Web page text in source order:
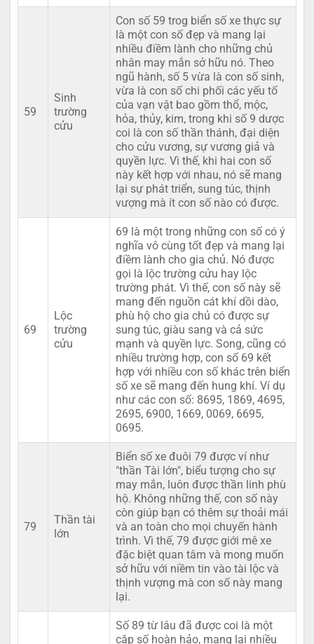
59
Sinh
trường
cửu
Con số 59 trog biển số xe thực sự
là một con số đẹp và mang lại
nhiều điềm lành cho những chủ
nhân may mắn sở hữu nó. Theo
ngũ hành, số 5 vừa là con số sinh,
vừa là con số chi phối các yếu tố
của vạn vật bao gồm thổ, mộc,
hỏa, thủy, kim, trong khi số 9 dược
coi là con số thần thánh, đại diện
cho cửu vương, sự vương giả và
quyền lực. Vì thế, khi hai con số
này kết hợp với nhau, nó sẽ mang
lại sự phát triển, sung túc, thịnh
vượng mà ít con số nào có được.
69
Lộc
trường
cửu
69 là một trong những con số có ý
nghĩa vô cùng tốt đẹp và mang lại
điềm lành cho gia chủ. Nó được
gọi là lộc trường cửu hay lộc
trường phát. Vì thế, con số này sẽ
mang đến nguồn cát khí dồi dào,
phù hộ cho gia chủ có được sự
sung túc, giàu sang và cả sức
mạnh và quyền lực. Song, cũng có
nhiều trường hợp, con số 69 kết
hợp với nhiều con số khác trên biển
số xe sẽ mang đến hung khí. Ví dụ
như các con số: 8695, 1869, 4695,
2695, 6900, 1669, 0069, 6695,
0695.
79
Thần tài
lớn
Biển số xe đuôi 79 được ví như
"thần Tài lớn", biểu tượng cho sự
may mắn, luôn được thần linh phù
hộ. Không những thế, con số này
còn giúp bạn có thêm sự thoải mái
và an toàn cho mọi chuyến hành
trình. Vì thế, 79 được giới mê xe
đặc biệt quan tâm và mong muốn
sở hữu với niềm tin vào tài lộc và
thịnh vượng mà con số này mang
lại.
Số 89 từ lâu đã được coi là một
cặp số hoàn hảo, mang lại nhiều